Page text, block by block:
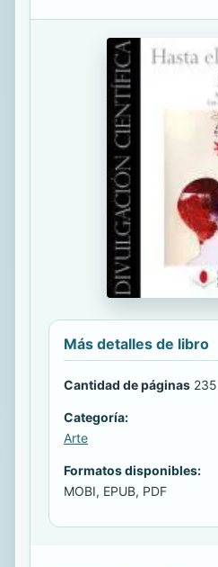
Más detalles de libro
Cantidad de páginas 235
Categoría:
Arte
Formatos disponibles:
MOBI, EPUB, PDF